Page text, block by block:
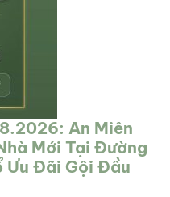
An Miên
Mới Tại Đường
Ưu Đãi Gội Đầu